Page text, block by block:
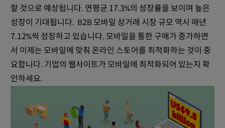
할 것으로 예상됩니다. 연평균 17.3%의 성장률을 보이며 높은
성장이 기대됩니다. B2B 모바일 상거래 시장 규모 역시 매년
7.12%씩 성장하고 있습니다. 모바일을 통한 구매가 증가하면
서 이제는 모바일에 맞춰 온라인 스토어를 최적화하는 것이 중
요합니다. 기업의 웹사이트가 모바일에 최적화되어 있는지 확
인하세요.